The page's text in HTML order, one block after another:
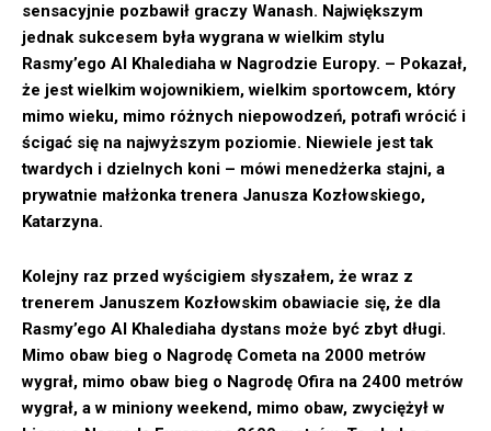
sensacyjnie pozbawił graczy Wanash. Największym
jednak sukcesem była wygrana w wielkim stylu
Rasmy’ego Al Khalediaha w Nagrodzie Europy. – Pokazał,
że jest wielkim wojownikiem, wielkim sportowcem, który
mimo wieku, mimo różnych niepowodzeń, potrafi wrócić i
ścigać się na najwyższym poziomie. Niewiele jest tak
twardych i dzielnych koni – mówi menedżerka stajni, a
prywatnie małżonka trenera Janusza Kozłowskiego,
Katarzyna.
Kolejny raz przed wyścigiem słyszałem, że wraz z
trenerem Januszem Kozłowskim obawiacie się, że dla
Rasmy’ego Al Khalediaha dystans może być zbyt długi.
Mimo obaw bieg o Nagrodę Cometa na 2000 metrów
wygrał, mimo obaw bieg o Nagrodę Ofira na 2400 metrów
wygrał, a w miniony weekend, mimo obaw, zwyciężył w